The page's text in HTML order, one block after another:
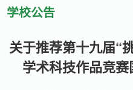
学校公告
关于推荐第十九届“
学术科技作品竞